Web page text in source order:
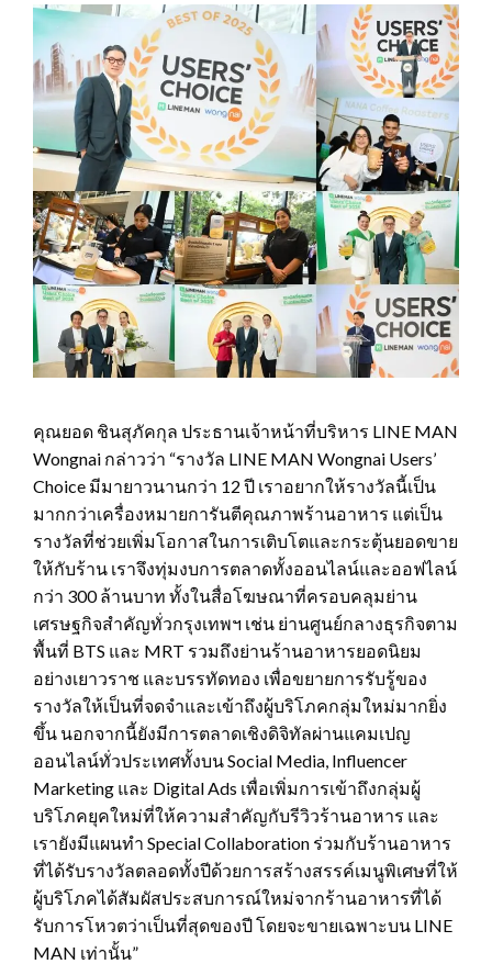
คุณยอด ชินสุภัคกุล ประธานเจ้าหน้าที่บริหาร LINE MAN
Wongnai กล่าวว่า “รางวัล LINE MAN Wongnai Users’
Choice มีมายาวนานกว่า 12 ปี เราอยากให้รางวัลนี้เป็น
มากกว่าเครื่องหมายการันตีคุณภาพร้านอาหาร แต่เป็น
รางวัลที่ช่วยเพิ่มโอกาสในการเติบโตและกระตุ้นยอดขาย
ให้กับร้าน เราจึงทุ่มงบการตลาดทั้งออนไลน์และออฟไลน์
กว่า 300 ล้านบาท ทั้งในสื่อโฆษณาที่ครอบคลุมย่าน
เศรษฐกิจสำคัญทั่วกรุงเทพฯ เช่น ย่านศูนย์กลางธุรกิจตาม
พื้นที่ BTS และ MRT รวมถึงย่านร้านอาหารยอดนิยม
อย่างเยาวราช และบรรทัดทอง เพื่อขยายการรับรู้ของ
รางวัลให้เป็นที่จดจำและเข้าถึงผู้บริโภคกลุ่มใหม่มากยิ่ง
ขึ้น นอกจากนี้ยังมีการตลาดเชิงดิจิทัลผ่านแคมเปญ
ออนไลน์ทั่วประเทศทั้งบน Social Media, Influencer
Marketing และ Digital Ads เพื่อเพิ่มการเข้าถึงกลุ่มผู้
บริโภคยุคใหม่ที่ให้ความสำคัญกับรีวิวร้านอาหาร และ
เรายังมีแผนทำ Special Collaboration ร่วมกับร้านอาหาร
ที่ได้รับรางวัลตลอดทั้งปีด้วยการสร้างสรรค์เมนูพิเศษที่ให้
ผู้บริโภคได้สัมผัสประสบการณ์ใหม่จากร้านอาหารที่ได้
รับการโหวตว่าเป็นที่สุดของปี โดยจะขายเฉพาะบน LINE
MAN เท่านั้น”